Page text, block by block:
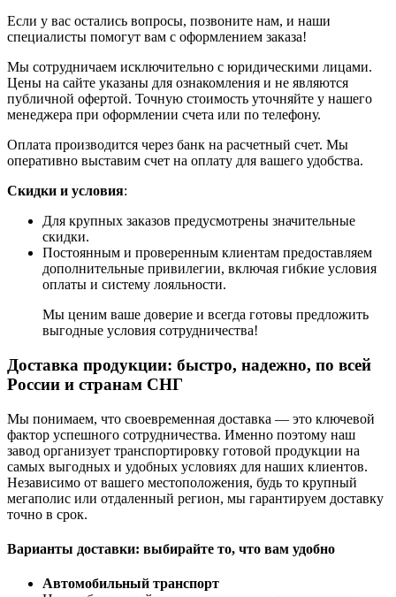
Если у вас остались вопросы, позвоните нам, и наши
специалисты помогут вам с оформлением заказа!
Мы сотрудничаем исключительно с юридическими лицами.
Цены на сайте указаны для ознакомления и не являются
публичной офертой. Точную стоимость уточняйте у нашего
менеджера при оформлении счета или по телефону.
Оплата производится через банк на расчетный счет. Мы
оперативно выставим счет на оплату для вашего удобства.
Скидки и условия:
Для крупных заказов предусмотрены значительные
скидки.
Постоянным и проверенным клиентам предоставляем
дополнительные привилегии, включая гибкие условия
оплаты и систему лояльности.
Мы ценим ваше доверие и всегда готовы предложить
выгодные условия сотрудничества!
Доставка продукции: быстро, надежно, по всей
России и странам СНГ
Мы понимаем, что своевременная доставка — это ключевой
фактор успешного сотрудничества. Именно поэтому наш
завод организует транспортировку готовой продукции на
самых выгодных и удобных условиях для наших клиентов.
Независимо от вашего местоположения, будь то крупный
мегаполис или отдаленный регион, мы гарантируем доставку
точно в срок.
Варианты доставки: выбирайте то, что вам удобно
Автомобильный транспорт